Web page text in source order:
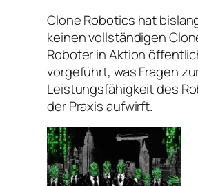
Clone Robotics hat
keinen vollständigen
Roboter in Aktion
vorgeführt, was Fragen
Leistungsfähigkeit des
der Praxis aufwirft.